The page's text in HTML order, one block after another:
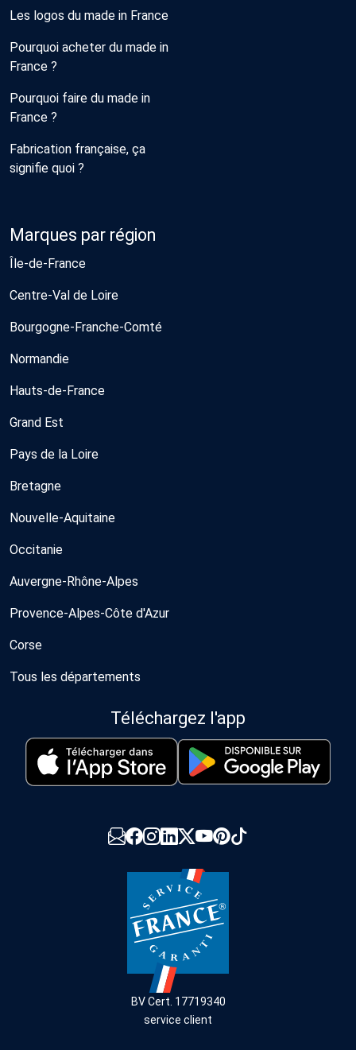
Les logos du made in France
Pourquoi acheter du made in
France ?
Pourquoi faire du made in
France ?
Fabrication française, ça
signifie quoi ?
Marques par région
Île-de-France
Centre-Val de Loire
Bourgogne-Franche-Comté
Normandie
Hauts-de-France
Grand Est
Pays de la Loire
Bretagne
Nouvelle-Aquitaine
Occitanie
Auvergne-Rhône-Alpes
Provence-Alpes-Côte d'Azur
Corse
Tous les départements
Téléchargez l'app
BV Cert. 17719340
service client